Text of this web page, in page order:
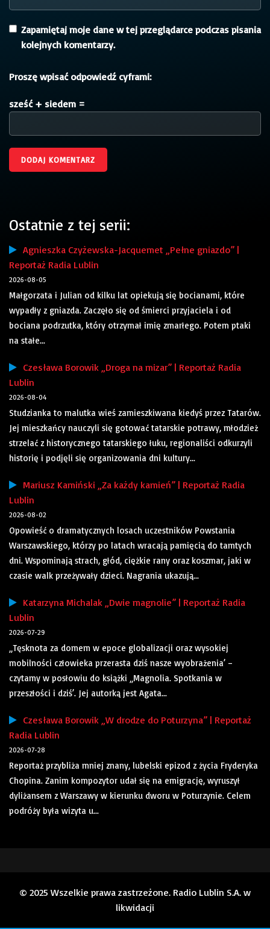
Zapamiętaj moje dane w tej przeglądarce podczas pisania
kolejnych komentarzy.
Proszę wpisać odpowiedź cyframi:
sześć + siedem =
Ostatnie z tej serii:
Agnieszka Czyżewska-Jacquemet „Pełne gniazdo” |
Reportaż Radia Lublin
2026-08-05
Małgorzata i Julian od kilku lat opiekują się bocianami, które
wypadły z gniazda. Zaczęło się od śmierci przyjaciela i od
bociana podrzutka, który otrzymał imię zmarłego. Potem ptaki
na stałe...
Czesława Borowik „Droga na mizar” | Reportaż Radia
Lublin
2026-08-04
Studzianka to malutka wieś zamieszkiwana kiedyś przez Tatarów.
Jej mieszkańcy nauczyli się gotować tatarskie potrawy, młodzież
strzelać z historycznego tatarskiego łuku, regionaliści odkurzyli
historię i podjęli się organizowania dni kultury...
Mariusz Kamiński „Za każdy kamień” | Reportaż Radia
Lublin
2026-08-02
Opowieść o dramatycznych losach uczestników Powstania
Warszawskiego, którzy po latach wracają pamięcią do tamtych
dni. Wspominają strach, głód, ciężkie rany oraz koszmar, jaki w
czasie walk przeżywały dzieci. Nagrania ukazują...
Katarzyna Michalak „Dwie magnolie” | Reportaż Radia
Lublin
2026-07-29
„Tęsknota za domem w epoce globalizacji oraz wysokiej
mobilności człowieka przerasta dziś nasze wyobrażenia’ –
czytamy w posłowiu do książki „Magnolia. Spotkania w
przeszłości i dziś’. Jej autorką jest Agata...
Czesława Borowik „W drodze do Poturzyna” | Reportaż
Radia Lublin
2026-07-28
Reportaż przybliża mniej znany, lubelski epizod z życia Fryderyka
Chopina. Zanim kompozytor udał się na emigrację, wyruszył
dyliżansem z Warszawy w kierunku dworu w Poturzynie. Celem
podróży była wizyta u...
© 2025 Wszelkie prawa zastrzeżone. Radio Lublin S.A. w
likwidacji